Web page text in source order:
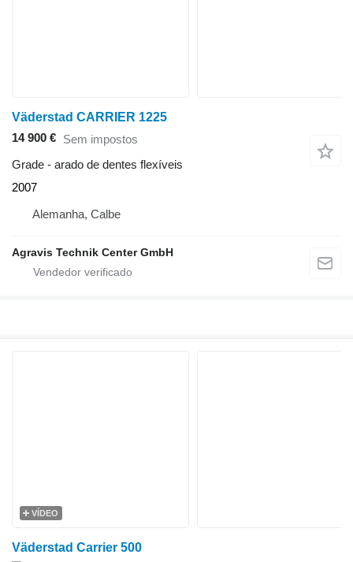
Väderstad CARRIER 1225
14 900 € Sem impostos
Grade - arado de dentes flexíveis
2007
Alemanha, Calbe
Agravis Technik Center GmbH
VÍDEO
Väderstad Carrier 500